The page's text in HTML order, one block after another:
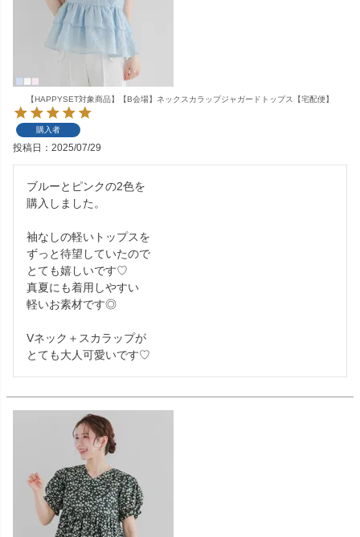
【HAPPYSET対象商品】【B会場】ネックスカラップジャガードトップス【宅配便】
購入者
投稿日 2025/07/29
ブルーとピンクの2色を
購入しました。
袖なしの軽いトップスを
ずっと待望していたので
とても嬉しいです♡
真夏にも着用しやすい
軽いお素材です◎
Vネック＋スカラップが
とても大人可愛いです♡